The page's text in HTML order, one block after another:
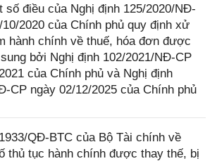
số điều của Nghị định 125/2020/NĐ-
2020 của Chính phủ quy định xử
hành chính về thuế, hóa đơn được
bởi Nghị định 102/2021/NĐ-CP
của Chính phủ và Nghị định
CP ngày 02/12/2025 của Chính phủ
QĐ-BTC của Bộ Tài chính về
thủ tục hành chính được thay thế, bị